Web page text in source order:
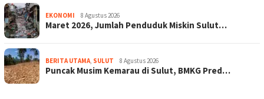
EKONOMI 8 Agustus 2026
Maret 2026, Jumlah Penduduk Miskin Sulut…
BERITA UTAMA SULUT 8 Agustus 2026
Puncak Musim Kemarau di Sulut, BMKG Pred…